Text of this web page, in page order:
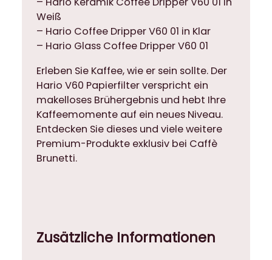
Weiß
– Hario Coffee Dripper V60 01 in Klar
– Hario Glass Coffee Dripper V60 01
Erleben Sie Kaffee, wie er sein sollte. Der
Hario V60 Papierfilter verspricht ein
makelloses Brühergebnis und hebt Ihre
Kaffeemomente auf ein neues Niveau.
Entdecken Sie dieses und viele weitere
Premium-Produkte exklusiv bei Caffè
Brunetti.
Zusätzliche Informationen